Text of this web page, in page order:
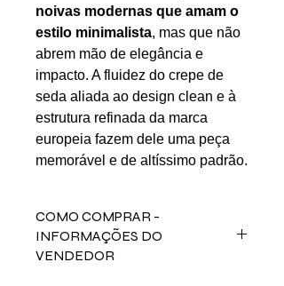
noivas modernas que amam o
estilo minimalista, mas que não
abrem mão de elegância e
impacto. A fluidez do crepe de
seda aliada ao design clean e à
estrutura refinada da marca
europeia fazem dele uma peça
memorável e de altíssimo padrão.
COMO COMPRAR -
INFORMAÇÕES DO
VENDEDOR